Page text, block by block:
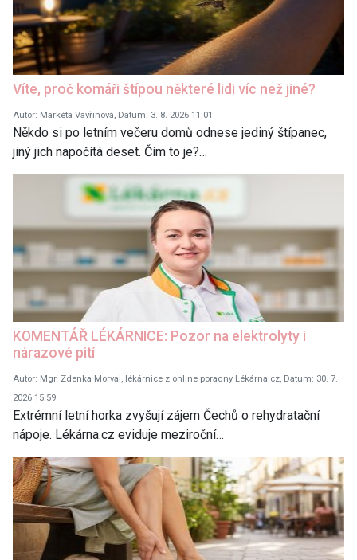
Víte, proč komáři štípou některé lidi víc než jiné?
Autor: Markéta Vavřinová, Datum: 3. 8. 2026 11:01
Někdo si po letním večeru domů odnese jediný štípanec,
jiný jich napočítá deset. Čím to je?…
KOMENTÁŘ LÉKÁRNICE: Pozor na elektrolyty i
nárazové pití
Autor: Mgr. Zdenka Morvai, lékárnice z online poradny Lékárna.cz, Datum: 30. 7.
2026 15:59
Extrémní letní horka zvyšují zájem Čechů o rehydratační
nápoje. Lékárna.cz eviduje meziroční…